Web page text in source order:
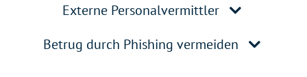
Externe Personalvermittler
Betrug durch Phishing vermeiden